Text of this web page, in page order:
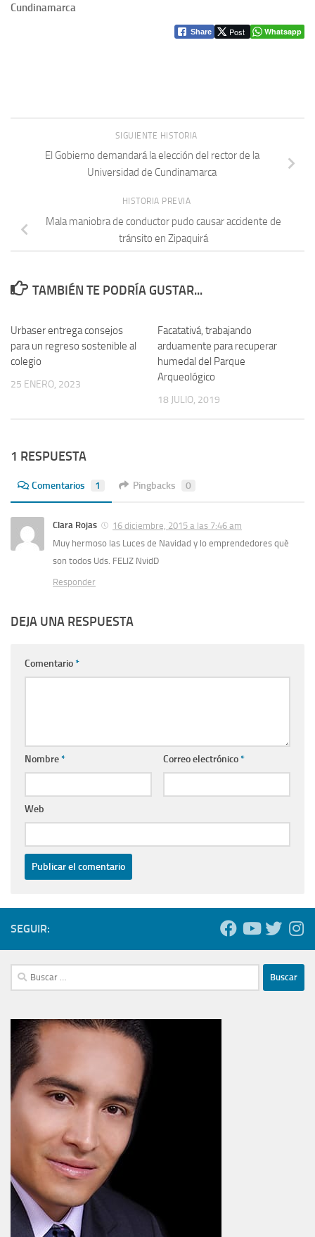
Cundinamarca
Share Post Whatsapp
SIGUIENTE HISTORIA
El Gobierno demandará la elección del rector de la
Universidad de Cundinamarca
HISTORIA PREVIA
Mala maniobra de conductor pudo causar accidente de
tránsito en Zipaquirá
TAMBIÉN TE PODRÍA GUSTAR...
Urbaser entrega consejos
para un regreso sostenible al
colegio
25 ENERO, 2023
Facatativá, trabajando
arduamente para recuperar
humedal del Parque
Arqueológico
18 JULIO, 2019
1 RESPUESTA
Comentarios 1 Pingbacks 0
Clara Rojas
16 diciembre, 2015 a las 7:46 am
Muy hermoso las Luces de Navidad y lo emprendedores què
son todos Uds. FELIZ NvidD
Responder
DEJA UNA RESPUESTA
Comentario*
Nombre* Correo electrónico*
Web
SEGUIR:
Buscar: